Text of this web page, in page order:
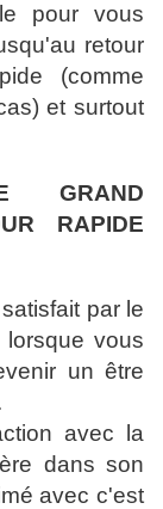
pour vous
retour
(comme
et surtout
GRAND
RAPIDE
par le
vous
un être
avec la
dans son
avec c'est